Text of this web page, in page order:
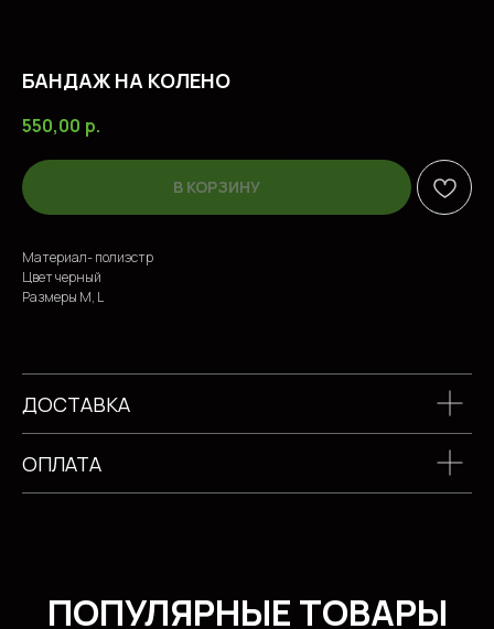
БАНДАЖ НА КОЛЕНО
550,00 р.
В КОРЗИНУ
Материал- полиэстр
Цвет черный
Размеры М, L
ДОСТАВКА
ОПЛАТА